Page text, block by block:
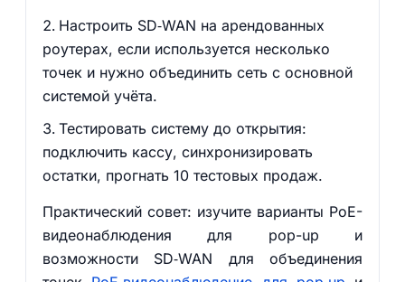
Настроить SD‑WAN на арендованных
роутерах, если используется несколько
точек и нужно объединить сеть с основной
системой учёта.
Тестировать систему до открытия:
подключить кассу, синхронизировать
остатки, прогнать 10 тестовых продаж.
Практический совет: изучите варианты PoE-
видеонаблюдения для pop-up и
возможности SD‑WAN для объединения